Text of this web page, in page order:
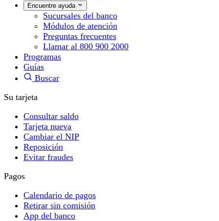
Encuentre ayuda
Sucursales del banco
Módulos de atención
Preguntas frecuentes
Llamar al 800 900 2000
Programas
Guías
Buscar
Su tarjeta
Consultar saldo
Tarjeta nueva
Cambiar el NIP
Reposición
Evitar fraudes
Pagos
Calendario de pagos
Retirar sin comisión
App del banco